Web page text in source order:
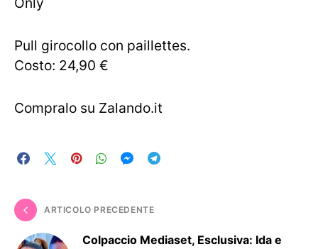
Pull girocollo con paillettes.
Costo: 24,90 €
Compralo su Zalando.it
ARTICOLO PRECEDENTE
Colpaccio Mediaset, Esclusiva: Ida e